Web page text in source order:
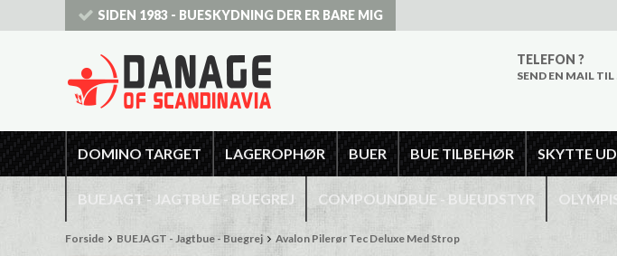
SIDEN 1983 - BUESKYDNING DER ER BARE MIG
TELEFON ?
SEND EN MAIL
DOMINO TARGET LAGEROPHØR BUER BUE TILBEHØR SKYTTE
BUEJAGT - JAGTBUE - BUEGREJ COMPOUNDBUE - BUEUDSTYR
Forside BUEJAGT - Jagtbue - Buegrej Avalon Pilerør Tec Deluxe Med Strop